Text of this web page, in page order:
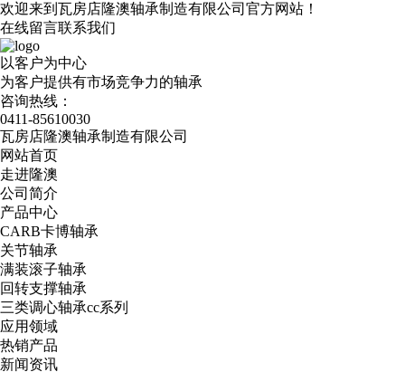
欢迎来到瓦房店隆澳轴承制造有限公司官方网站！
在线留言联系我们
以客户为中心
为客户提供有市场竞争力的轴承
咨询热线：
0411-85610030
瓦房店隆澳轴承制造有限公司
网站首页
走进隆澳
公司简介
产品中心
CARB卡博轴承
关节轴承
满装滚子轴承
回转支撑轴承
三类调心轴承cc系列
应用领域
热销产品
新闻资讯